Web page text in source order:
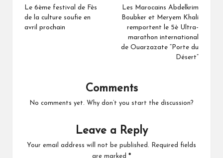
navigation
Le 6ème festival de Fès
de la culture soufie en
avril prochain
Les Marocains Abdelkrim
Boubker et Meryem Khali
remportent le 5è Ultra-
marathon international
de Ouarzazate “Porte du
Désert”
Comments
No comments yet. Why don’t you start the discussion?
Leave a Reply
Your email address will not be published.
Required fields
are marked *